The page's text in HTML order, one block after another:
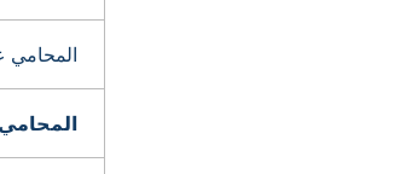
المحامي